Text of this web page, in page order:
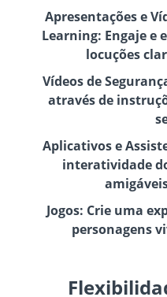
Apresentações e
Learning: Engaje e
locuções
Vídeos de
através de
Aplicativos e
interatividade
Jogos: Crie uma
personagens